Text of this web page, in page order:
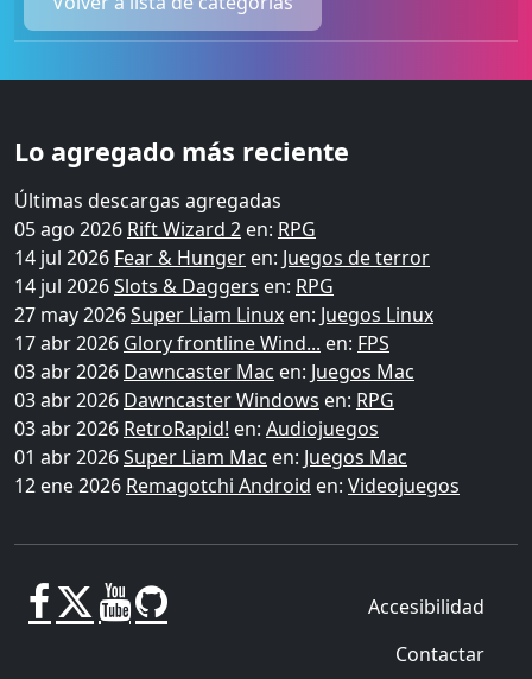
Lo agregado más reciente
Últimas descargas agregadas
05 ago 2026 Rift Wizard 2 en: RPG
14 jul 2026 Fear & Hunger en: Juegos de terror
14 jul 2026Slots & Daggers en: RPG
27 may 2026Super Liam Linux en: Juegos Linux
17 abr 2026 Glory frontline Wind... en: FPS
03 abr 2026 Dawncaster Mac en: Juegos Mac
03 abr 2026 Dawncaster Windows en: RPG
03 abr 2026 RetroRapid! en: Audiojuegos
01 abr 2026Super Liam Mac en: Juegos Mac
12 ene 2026 Remagotchi Android en: Videojuegos
Accesibilidad
Contactar